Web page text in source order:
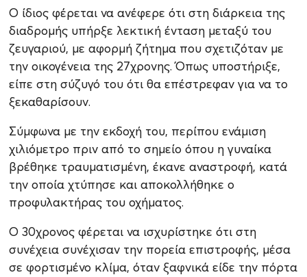
Ο ίδιος φέρεται να ανέφερε ότι στη διάρκεια της
διαδρομής υπήρξε λεκτική ένταση μεταξύ του
ζευγαριού, με αφορμή ζήτημα που σχετιζόταν με
την οικογένεια της 27χρονης. Όπως υποστήριξε,
είπε στη σύζυγό του ότι θα επέστρεφαν για να το
ξεκαθαρίσουν.
Σύμφωνα με την εκδοχή του, περίπου ενάμιση
χιλιόμετρο πριν από το σημείο όπου η γυναίκα
βρέθηκε τραυματισμένη, έκανε αναστροφή, κατά
την οποία χτύπησε και αποκολλήθηκε ο
προφυλακτήρας του οχήματος.
Ο 30χρονος φέρεται να ισχυρίστηκε ότι στη
συνέχεια συνέχισαν την πορεία επιστροφής, μέσα
σε φορτισμένο κλίμα, όταν ξαφνικά είδε την πόρτα